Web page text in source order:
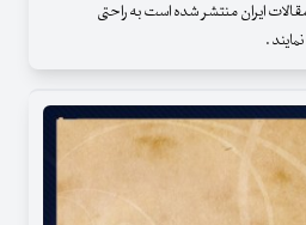
ایران منتشر شده است به راحتی
.